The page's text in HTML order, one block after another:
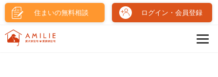
住まいの無料相談 ログイン・会員登録